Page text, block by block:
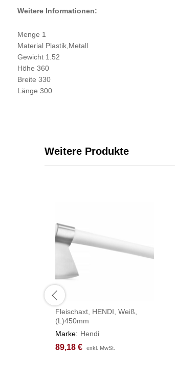
Weitere Informationen:
Menge 1
Material Plastik,Metall
Gewicht 1.52
Höhe 360
Breite 330
Länge 300
Weitere Produkte
Fleischaxt, HENDI, Weiß,
(L)450mm
Marke: Hendi
89,18 € exkl. MwSt.
89,18 € exkl. MwSt.